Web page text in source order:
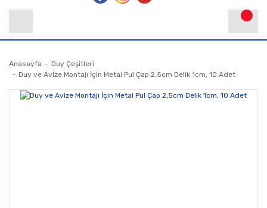
Anasayfa
Duy Çeşitleri
Duy ve Avize Montajı İçin Metal Pul Çap 2,5cm Delik 1cm, 10 Adet